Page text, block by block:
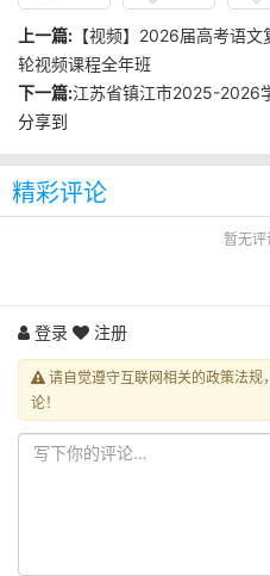
上一篇: 【视频】2026届高考语
轮视频课程全年班
下一篇:江苏省镇江市2025-2026
分享到
精彩评论
暂无评
登录 注册
请自觉遵守互联网相关的政策法
论！